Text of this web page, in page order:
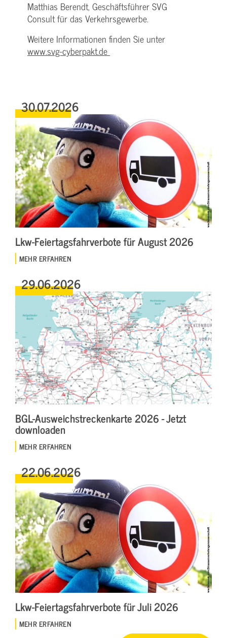
Matthias Berendt, Geschäftsführer SVG
Consult für das Verkehrsgewerbe.
Weitere Informationen finden Sie unter
www.svg-cyberpakt.de
30.07.2026
Lkw-Feiertagsfahrverbote für August 2026
MEHR ERFAHREN
29.06.2026
BGL-Ausweichstreckenkarte 2026 - Jetzt
downloaden
MEHR ERFAHREN
22.06.2026
Lkw-Feiertagsfahrverbote für Juli 2026
MEHR ERFAHREN